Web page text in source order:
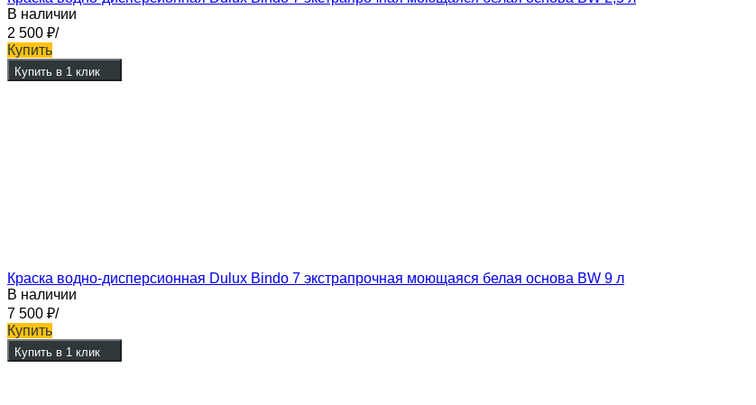
В наличии
2 500 ₽/
Купить
Купить в 1 клик
Краска водно-дисперсионная Dulux Bindo 7 экстрапрочная моющаяся белая основа BW 9 л
В наличии
7 500 ₽/
Купить
Купить в 1 клик